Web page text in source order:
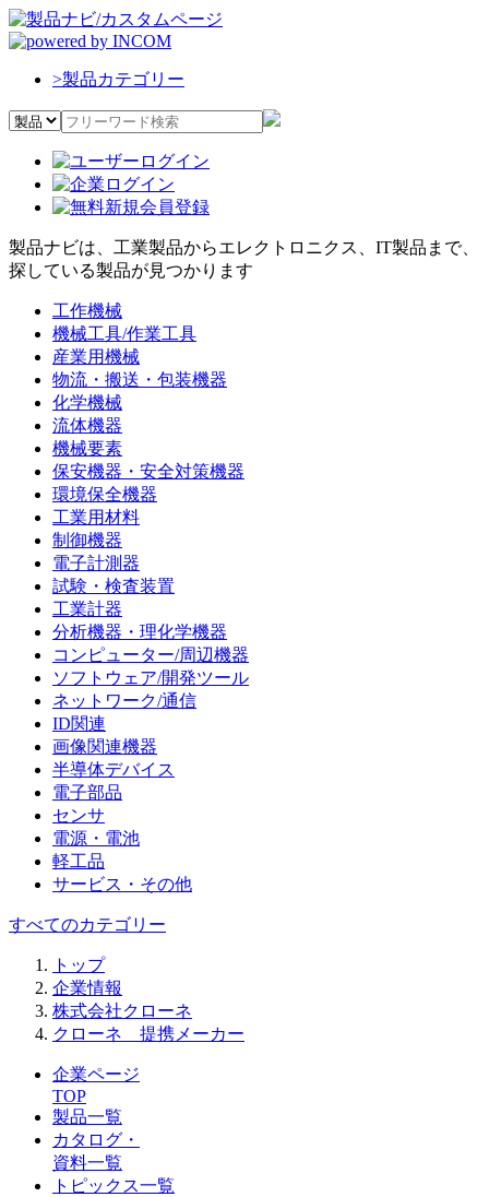
>製品カテゴリー
製品ナビは、工業製品からエレクトロニクス、IT製品まで、
探している製品が見つかります
工作機械
機械工具/作業工具
産業用機械
物流・搬送・包装機器
化学機械
流体機器
機械要素
保安機器・安全対策機器
環境保全機器
工業用材料
制御機器
電子計測器
試験・検査装置
工業計器
分析機器・理化学機器
コンピューター/周辺機器
ソフトウェア/開発ツール
ネットワーク/通信
ID関連
画像関連機器
半導体デバイス
電子部品
センサ
電源・電池
軽工品
サービス・その他
すべてのカテゴリー
トップ
企業情報
株式会社クローネ
クローネ 提携メーカー
企業ページ
TOP
製品一覧
カタログ・
資料一覧
トピックス一覧